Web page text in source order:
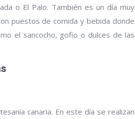
o El Palo. También es un día muy
puestos de comida y bebida donde
el sancocho, gofio o dulces de las
canaria. En este día se realizan